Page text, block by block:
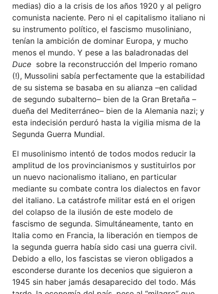
medias) dio a la crisis de los años 1920 y al peligro
comunista naciente. Pero ni el capitalismo italiano ni
su instrumento político, el fascismo musoliniano,
tenían la ambición de dominar Europa, y mucho
menos el mundo. Y pese a las baladronadas del
Duce sobre la reconstrucción del Imperio romano
(!), Mussolini sabía perfectamente que la estabilidad
de su sistema se basaba en su alianza –en calidad
de segundo subalterno– bien de la Gran Bretaña –
dueña del Mediterráneo– bien de la Alemania nazi; y
esta indecisión perduró hasta la vigilia misma de la
Segunda Guerra Mundial.
El musolinismo intentó de todos modos reducir la
amplitud de los provincianismos y sustituirlos por
un nuevo nacionalismo italiano, en particular
mediante su combate contra los dialectos en favor
del italiano. La catástrofe militar está en el origen
del colapso de la ilusión de este modelo de
fascismo de segunda. Simultáneamente, tanto en
Italia como en Francia, la liberación en tiempos de
la segunda guerra había sido casi una guerra civil.
Debido a ello, los fascistas se vieron obligados a
esconderse durante los decenios que siguieron a
1945 sin haber jamás desaparecido del todo. Más